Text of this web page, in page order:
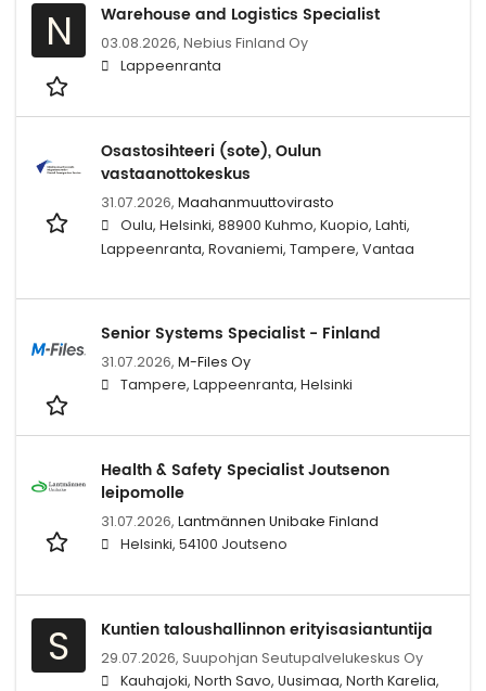
N Warehouse and Logistics Specialist
03.08.2026, Nebius Finland Oy
Lappeenranta
Osastosihteeri (sote), Oulun
vastaanottokeskus
31.07.2026, Maahanmuuttovirasto
Oulu, Helsinki, 88900 Kuhmo, Kuopio, Lahti,
Lappeenranta, Rovaniemi, Tampere, Vantaa
Senior Systems Specialist - Finland
31.07.2026, M-Files Oy
Tampere, Lappeenranta, Helsinki
Health & Safety Specialist Joutsenon
leipomolle
31.07.2026, Lantmännen Unibake Finland
Helsinki, 54100 Joutseno
S Kuntien taloushallinnon erityisasiantuntija
29.07.2026, Suupohjan Seutupalvelukeskus Oy
Kauhajoki, North Savo, Uusimaa, North Karelia,